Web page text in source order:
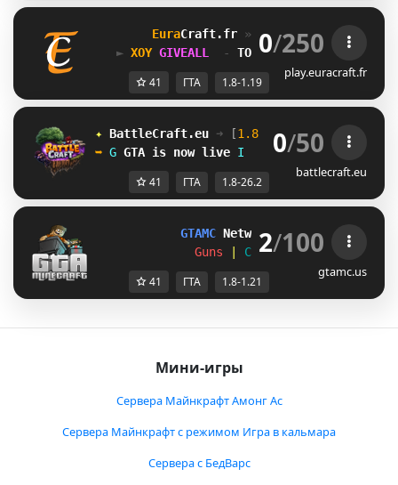
EuraCraft.fr » GTA, Training
► ET\ GIVEALL - TOUS LES DIMANCHE
0/250
play.euracraft.fr
41 ГТА 1.8-1.19
✦ BattleCraft.eu ➜ [1.8 - 26.2 ] ✦
➥ @ GTA is now live O 0/50
battlecraft.eu
41 ГТА 1.8-26.2
GTAMC Network > [1.8-1.21+]
Guns
Cops | Cars Houses
2/100
gtamc.us
41 ГТА 1.8-1.21
Мини-игры
Сервера Майнкрафт Амонг Ас
Сервера Майнкрафт с режимом Игра в кальмара
Сервера с БедВарс